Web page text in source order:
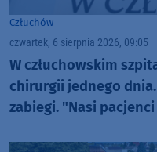
Człuchów
czwartek, 6 sierpnia 2026, 09:05
W człuchowskim
chirurgii jednego
zabiegi. "Nasi